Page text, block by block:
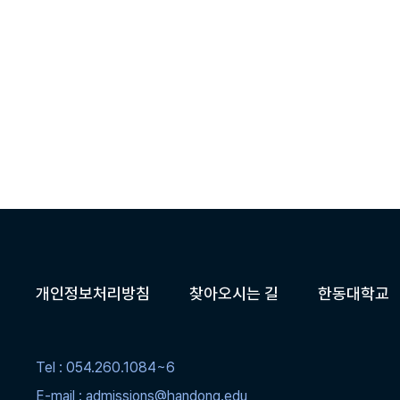
개인정보처리방침 찾아오시는 길 한동대학교
Tel : 054.260.1084~6
E-mail : admissions@handong.edu